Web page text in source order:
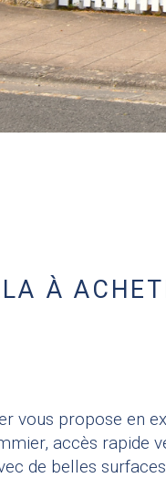
À
vous propose en
accès rapide
de belles